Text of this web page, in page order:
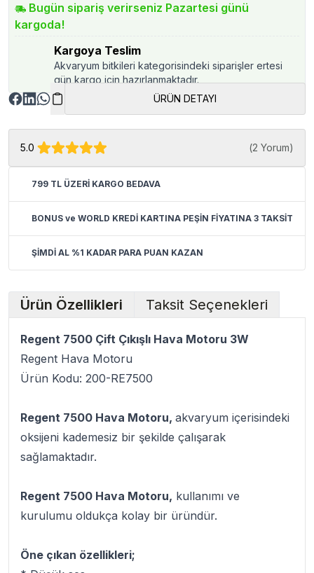
Bugün sipariş verirseniz Pazartesi günü
kargoda!
Kargoya Teslim
Akvaryum bitkileri kategorisindeki siparişler ertesi
gün kargo için hazırlanmaktadır.
ÜRÜN DETAYI
5.0 (2 Yorum)
799 TL ÜZERİ KARGO BEDAVA
BONUS ve WORLD KREDİ KARTINA PEŞİN FİYATINA 3 TAKSİT
ŞİMDİ AL %1 KADAR PARA PUAN KAZAN
Ürün Özellikleri Taksit Seçenekleri
Regent 7500 Çift Çıkışlı Hava Motoru 3W
Regent Hava Motoru
Ürün Kodu: 200-RE7500
Regent 7500 Hava Motoru, akvaryum içerisindeki
oksijeni kademesiz bir şekilde çalışarak
sağlamaktadır.
Regent 7500 Hava Motoru, kullanımı ve
kurulumu oldukça kolay bir üründür.
Öne çıkan özellikleri;